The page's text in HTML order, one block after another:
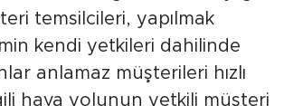
temsilcileri, yapılmak
kendi yetkileri dahilinde
anlamaz müşterileri hızlı
hava yolunun yetkili müşteri